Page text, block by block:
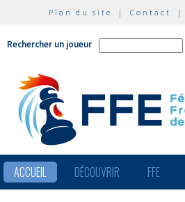
Plan du site | Contact |
Rechercher un joueur
ACCUEIL DÉCOUVRIR FFE